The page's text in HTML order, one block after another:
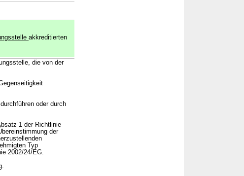
akkreditierten
die von der
oder durch
1 der Richtlinie
der
Typ
2002/24/EG.